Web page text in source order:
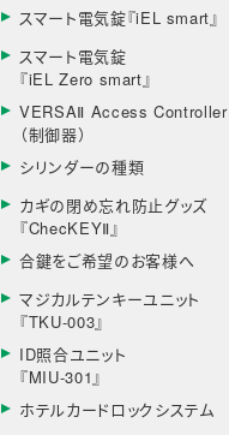
スマート電気錠『iEL smart』
スマート電気錠
『iEL Zero smart』
VERSAⅡ Access Controller
（制御器）
シリンダーの種類
カギの閉め忘れ防止グッズ
『ChecKEYⅡ』
合鍵をご希望のお客様へ
マジカルテンキーユニット
『TKU-003』
ID照合ユニット
『MIU-301』
ホテルカードロックシステム